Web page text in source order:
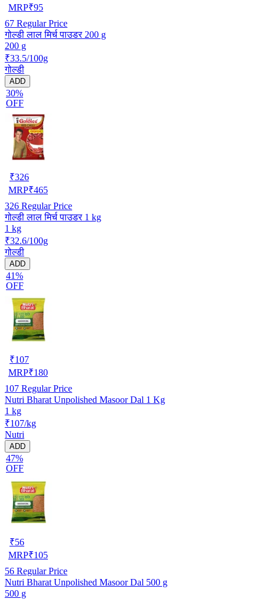
MRP₹95
67 Regular Price
गोल्डी लाल मिर्च पाउडर 200 g
200 g
₹33.5/100g
गोल्डी
ADD
30%
OFF
₹326
MRP₹465
326 Regular Price
गोल्डी लाल मिर्च पाउडर 1 kg
1 kg
₹32.6/100g
गोल्डी
ADD
41%
OFF
₹107
MRP₹180
107 Regular Price
Nutri Bharat Unpolished Masoor Dal 1 Kg
1 kg
₹107/kg
Nutri
ADD
47%
OFF
₹56
MRP₹105
56 Regular Price
Nutri Bharat Unpolished Masoor Dal 500 g
500 g